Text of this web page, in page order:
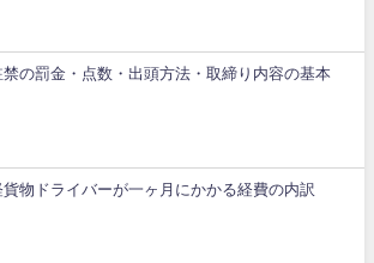
禁の罰金・点数・出頭方法・取締り内容の基本
貨物ドライバーが一ヶ月にかかる経費の内訳